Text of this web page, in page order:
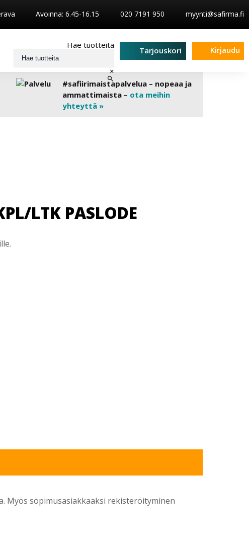
Avoinna: 6.45-16.15 020 7191 950 myynti@safirma.fi
Hae tuotteita
×
Tarjouskori Kirjaudu
#safiirimaistapalvelua – nopeaa ja
ammattimaista – ota meihin
yhteyttä »
LTK PASLODE
Myös sopimusasiakkaaksi rekisteröityminen